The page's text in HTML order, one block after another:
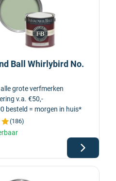
Ball Whirlybird No.
grote verfmerken
v.a. €50,-
besteld = morgen in huis*
(186)